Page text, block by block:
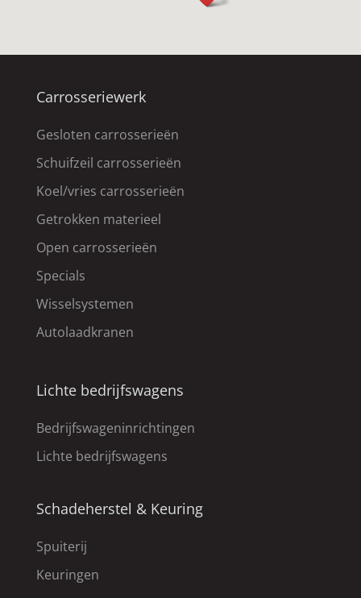
Carrosseriewerk
Gesloten carrosserieën
Schuifzeil carrosserieën
Koel/vries carrosserieën
Getrokken materieel
Open carrosserieën
Specials
Wisselsystemen
Autolaadkranen
Lichte bedrijfswagens
Bedrijfswageninrichtingen
Lichte bedrijfswagens
Schadeherstel & Keuring
Spuiterij
Keuringen